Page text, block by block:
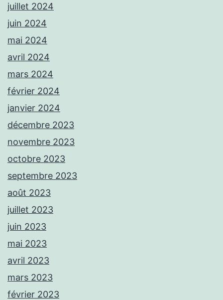
juillet 2024
juin 2024
mai 2024
avril 2024
mars 2024
février 2024
janvier 2024
décembre 2023
novembre 2023
octobre 2023
septembre 2023
août 2023
juillet 2023
juin 2023
mai 2023
avril 2023
mars 2023
février 2023